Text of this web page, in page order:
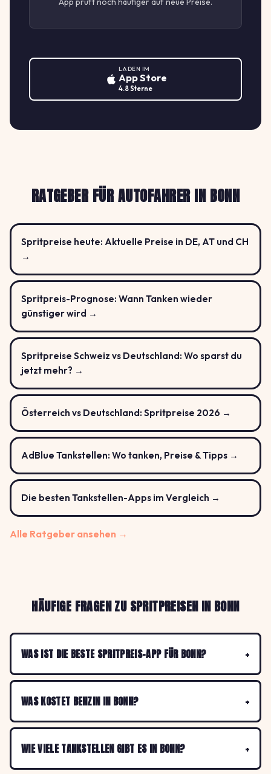
LADEN IM
App Store
4.8 Sterne
RATGEBER FÜR AUTOFAHRER IN BONN
Spritpreise heute: Aktuelle Preise in DE, AT und CH
→
Spritpreis-Prognose: Wann Tanken wieder
günstiger wird →
Spritpreise Schweiz vs Deutschland: Wo sparst du
jetzt mehr? →
Österreich vs Deutschland: Spritpreise 2026 →
AdBlue Tankstellen: Wo tanken, Preise & Tipps →
Die besten Tankstellen-Apps im Vergleich →
Alle Ratgeber ansehen →
HÄUFIGE FRAGEN ZU SPRITPREISEN IN BONN
WAS IST DIE BESTE SPRITPREIS-APP FÜR BONN?
WAS KOSTET BENZIN IN BONN?
WIE VIELE TANKSTELLEN GIBT ES IN BONN?